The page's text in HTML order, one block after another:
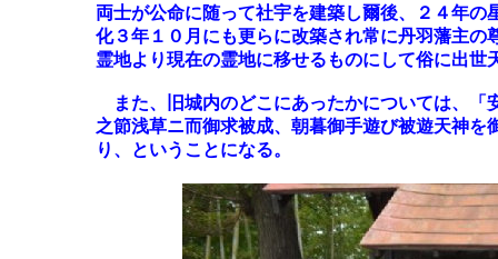
両士が公命に随って社宇を建築し爾後、２４年
化３年１０月にも更らに改築され常に丹羽藩主
霊地より現在の霊地に移せるものにして俗に出
また、旧城内のどこにあったかについては、
之節浅草ニ而御求被成、朝暮御手遊び被遊天神
り、ということになる。